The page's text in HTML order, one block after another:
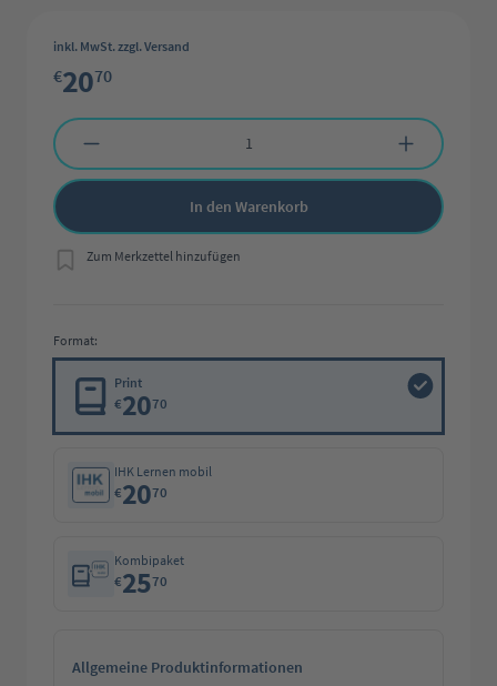
inkl. MwSt. zzgl. Versand
€2070
Produkt Anzahl: Gib den gewünschten Wert ein oder benutze die
In den Warenkorb
Zum Merkzettel hinzufügen
Format:
Print
€2070
IHK Lernen mobil
€2070
Kombipaket
€2570
Allgemeine Produktinformationen